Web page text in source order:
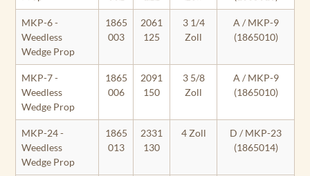
MKP-6 -
Weedless
Wedge Prop
1865
003
2061
125
3 1/4
Zoll
A / MKP-9
(1865010)
MKP-7 -
Weedless
Wedge Prop
1865
006
2091
150
3 5/8
Zoll
A / MKP-9
(1865010)
MKP-24 -
Weedless
Wedge Prop
1865
013
2331
130
4 Zoll
D / MKP-23
(1865014)